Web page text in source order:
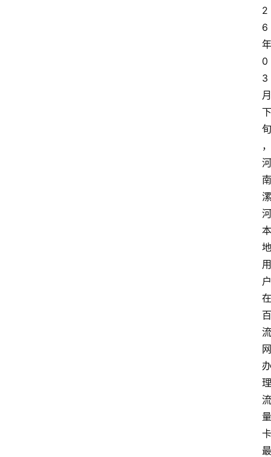
2
6
年
0
3
月
下
旬
，
河
南
漯
河
本
地
用
户
在
百
流
网
办
理
流
量
卡
最